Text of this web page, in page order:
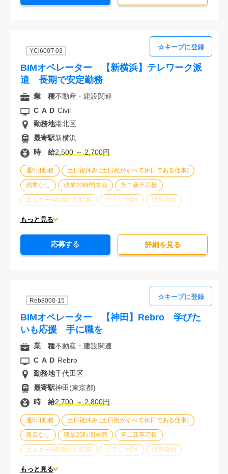
YCi600T-03
BIMオペレーター 【新横浜】テレワーク派
遣 長期で安定勤務
週5日勤務 土日祝休み (土日祝がすべて休日である仕事)
残業なし 残業20時間未満 第二新卒応援
エルダー(40歳以上)応援 ブランクOK 服装自由
駅から徒歩5分以内
もっと見る
業 種不動産・建設関連
CAD Civil
勤務地港北区
最寄駅新横浜
時 給2,500 ～ 2,700円
応募する 詳細を⾒る
Reb8000-15
BIMオペレーター 【神田】Rebro 学びた
いも応援 手に職を
週5日勤務 土日祝休み (土日祝がすべて休日である仕事)
残業なし 残業20時間未満 第二新卒応援
エルダー(40歳以上)応援 ブランクOK 服装自由
大手企業
もっと見る
業 種不動産・建設関連
CAD Rebro
勤務地千代田区
最寄駅神田(東京都)
時 給2,700 ～ 2,800円